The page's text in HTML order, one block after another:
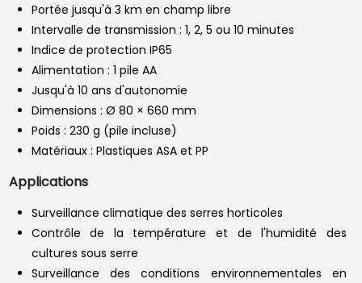
Portée jusqu'à 3 km en champ libre
Intervalle de transmission : 1, 2, 5 ou 10 minutes
Indice de protection IP65
Alimentation : 1 pile AA
Jusqu'à 10 ans d'autonomie
Dimensions : Ø 80 × 660 mm
Poids : 230 g (pile incluse)
Matériaux : Plastiques ASA et PP
Applications
Surveillance climatique des serres horticoles
Contrôle de la température et de l'humidité des
cultures sous serre
Surveillance des conditions environnementales en